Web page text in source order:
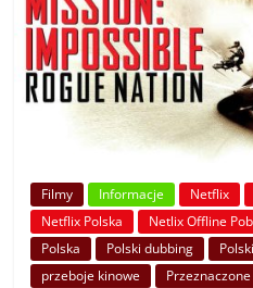
Filmy Informacje Netflix
Netflix Polska
Netlix Offline
Polska
Polski dubbing
przeboje kinowe